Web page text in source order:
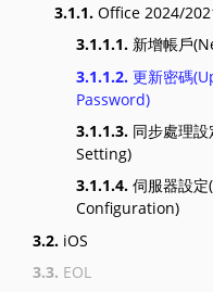
3.1.1. Office 2024/
3.1.1.1. 新增帳戶
3.1.1.2. 更新密碼
Password)
3.1.1.3. 同步處理設
Setting)
3.1.1.4. 伺服器設
Configuration)
3.2. iOS
3.3. EOL